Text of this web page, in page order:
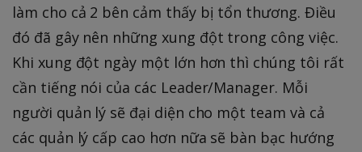
làm cho cả 2 bên cảm thấy bị tổn thương. Điều
đó đã gây nên những xung đột trong công việc.
Khi xung đột ngày một lớn hơn thì chúng tôi rất
cần tiếng nói của các Leader/Manager. Mỗi
người quản lý sẽ đại diện cho một team và cả
các quản lý cấp cao hơn nữa sẽ bàn bạc hướng